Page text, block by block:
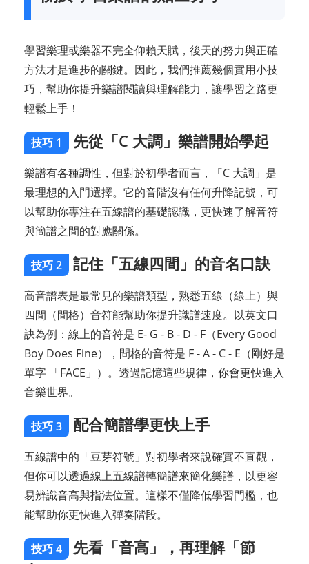
學習樂理或樂器不完全仰賴天賦，後天的努力與正確
方法才是進步的關鍵。因此，我們推薦幾個實用小技
巧，幫助你提升樂譜閱讀與理解能力，讓學習之路更
輕鬆上手！
技巧 1 先從「C 大調」樂譜開始學起
樂譜有各種調性，但對於初學者而言，「C 大調」是
最理想的入門選擇。它的音階沒有任何升降記號，可
以幫助你專注在五線譜的基礎認識，更快速了解音符
與簡譜之間的對應關係。
技巧 2 記住「五線四間」的音名口訣
高音譜表是最常見的樂譜類型，熟悉五線（線上）與
四間（間格）音符能幫助你提升識譜速度。以英文口
訣為例：線上的音符是 E- G - B - D - F（Every Good
Boy Does Fine），間格的音符是 F - A - C - E（剛好是
單字 「FACE」）。透過記憶這些規律，你會更快進入
音樂世界。
技巧 3 配合簡譜學更快上手
五線譜中的「豆芽符號」對初學者來說確實不直觀，
但你可以透過線上五線譜轉簡譜來簡化樂譜，以更容
易辨識音高與指法位置。這樣不僅降低學習門檻，也
能幫助你更快進入彈奏階段。
技巧 4
先看「音高」，再理解「節